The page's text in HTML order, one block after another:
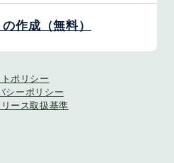
作成（無料）
ポリシー
シーポリシー
ース取扱基準